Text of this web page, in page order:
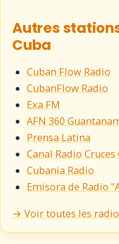
Autres
Cuba
Cuban Flow Radio
CubanFlow Radio
Exa FM
AFN 360
Prensa Latina
Canal Radio
Cubania Radio
Emisora de Radio
→ Voir toutes les